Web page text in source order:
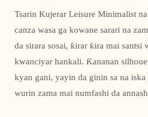
Tsarin Kujerar Leisure Minimalist
canza wasa ga kowane sarari na
da sirara sosai, ƙirar ƙira mai santsi
kwanciyar hankali. Ƙananan
kyan gani, yayin da ginin sa na
wurin zama mai numfashi da